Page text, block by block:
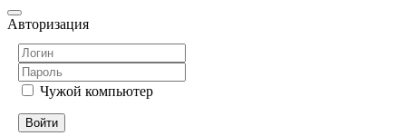
Авторизация
Чужой компьютер
Войти